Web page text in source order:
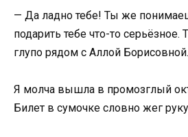
— Да ладно тебе! Ты же
подарить тебе что-то
глупо рядом с Аллой Борисовной.
Я молча вышла в промозглый
Билет в сумочке словно жег